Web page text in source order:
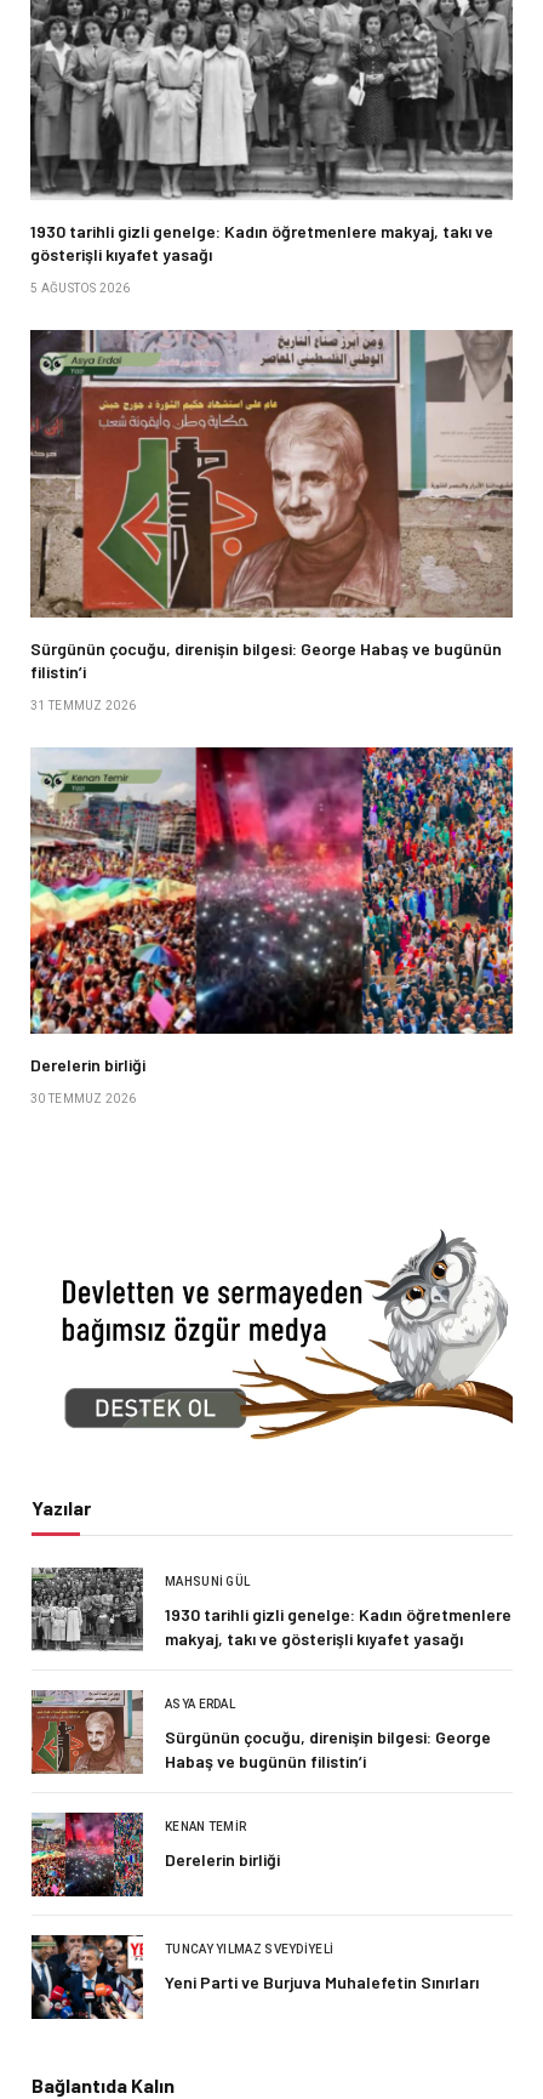
1930 tarihli gizli genelge: Kadın öğretmenlere makyaj, takı ve
gösterişli kıyafet yasağı
5 AĞUSTOS 2026
Sürgünün çocuğu, direnişin bilgesi: George Habaş ve bugünün
filistin’i
31 TEMMUZ 2026
Derelerin birliği
30 TEMMUZ 2026
Yazılar
MAHSUNI GÜL
1930 tarihli gizli genelge: Kadın öğretmenlere
makyaj, takı ve gösterişli kıyafet yasağı
ASYA ERDAL
Sürgünün çocuğu, direnişin bilgesi: George
Habaş ve bugünün filistin’i
KENAN TEMIR
Derelerin birliği
TUNCAY YILMAZ SVEYDIYELI
Yeni Parti ve Burjuva Muhalefetin Sınırları
Bağlantıda Kalın